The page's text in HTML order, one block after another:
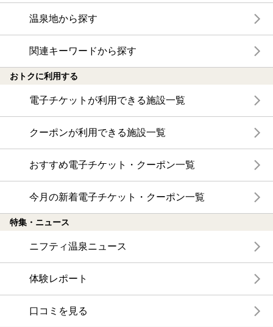
温泉地から探す
関連キーワードから探す
おトクに利用する
電子チケットが利用できる施設一覧
クーポンが利用できる施設一覧
おすすめ電子チケット・クーポン一覧
今月の新着電子チケット・クーポン一覧
特集・ニュース
ニフティ温泉ニュース
体験レポート
口コミを見る